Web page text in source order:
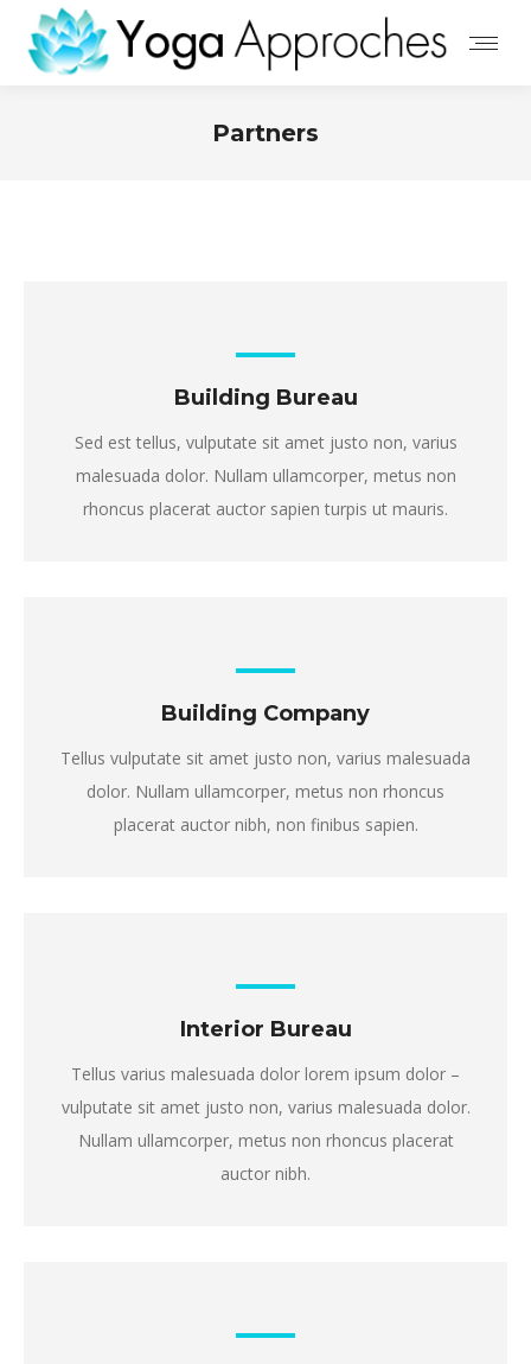
Partners
Building Bureau
Sed est tellus, vulputate sit amet justo non, varius
malesuada dolor. Nullam ullamcorper, metus non
rhoncus placerat auctor sapien turpis ut mauris.
Building Company
Tellus vulputate sit amet justo non, varius malesuada
dolor. Nullam ullamcorper, metus non rhoncus
placerat auctor nibh, non finibus sapien.
Interior Bureau
Tellus varius malesuada dolor lorem ipsum dolor –
vulputate sit amet justo non, varius malesuada dolor.
Nullam ullamcorper, metus non rhoncus placerat
auctor nibh.